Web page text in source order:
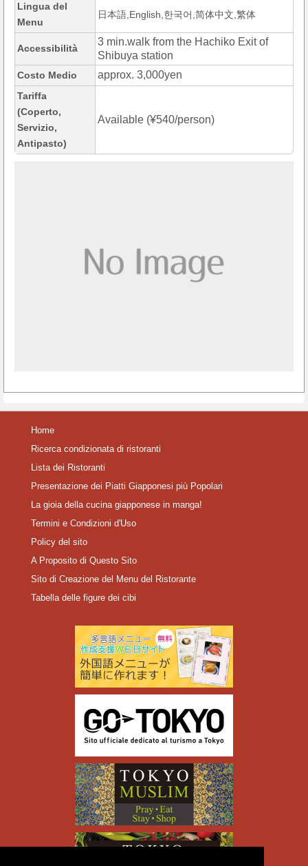
Lingua del
Menu
日本語,English,한국어,简体中文,繁体
Accessibilità
3 min.walk from the Hachiko Exit of
Shibuya station
Costo Medio approx. 3,000yen
Tariffa
(Coperto,
Servizio,
Antipasto)
Available (¥540/person)
Home
Ricerca condizionata di ristoranti
Lista dei Ristoranti
Presentazione dei Piatti Giapponesi più Popolari
La gioia della cucina giapponese in manga!
Termini e Condizioni d'Uso
Policy del sito
A Proposito di Questo Sito
Sito di Creazione del Menu del Ristorante
Tabella delle figure dei cibi